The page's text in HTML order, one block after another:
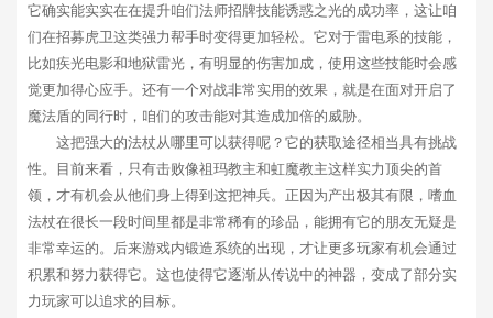
它确实能实实在在提升咱们法师招牌技能诱惑之光的成功率，这让咱
们在招募虎卫这类强力帮手时变得更加轻松。它对于雷电系的技能，
比如疾光电影和地狱雷光，有明显的伤害加成，使用这些技能时会感
觉更加得心应手。还有一个对战非常实用的效果，就是在面对开启了
魔法盾的同行时，咱们的攻击能对其造成加倍的威胁。
这把强大的法杖从哪里可以获得呢？它的获取途径相当具有挑战
性。目前来看，只有击败像祖玛教主和虹魔教主这样实力顶尖的首
领，才有机会从他们身上得到这把神兵。正因为产出极其有限，嗜血
法杖在很长一段时间里都是非常稀有的珍品，能拥有它的朋友无疑是
非常幸运的。后来游戏内锻造系统的出现，才让更多玩家有机会通过
积累和努力获得它。这也使得它逐渐从传说中的神器，变成了部分实
力玩家可以追求的目标。